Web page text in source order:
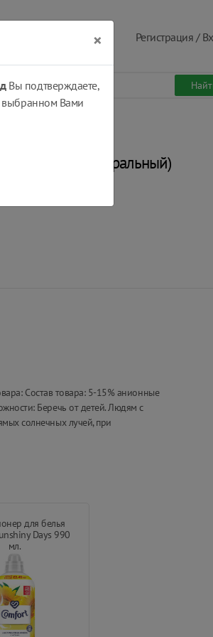
Регистрация /
кг. (Порошок стиральный)
Состав товара: 5-15% анионные
Беречь от детей. Людям с
солнечных лучей, при
для белья
Days 990
мл.
×
Вы подтверждаете,
выбранном Вами